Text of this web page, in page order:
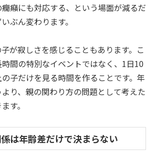
癪にも対応する、という場面が減るだ
ぶん変わります。
が寂しさを感じることもあります。こ
間の特別なイベントではなく、1日10
子だけを見る時間を作ることです。年
り、親の関わり方の問題として考えた
す。
は年齢差だけで決まらない